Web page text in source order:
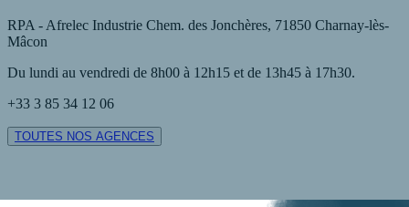
RPA - Afrelec Industrie Chem. des Jonchères, 71850 Charnay-lès-
Mâcon
Du lundi au vendredi de 8h00 à 12h15 et de 13h45 à 17h30.
+33 3 85 34 12 06
TOUTES NOS AGENCES